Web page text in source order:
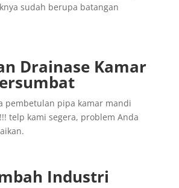
sudah berupa batangan
Drainase Kamar
pembetulan pipa kamar mandi
telp kami segera, problem Anda
Industri